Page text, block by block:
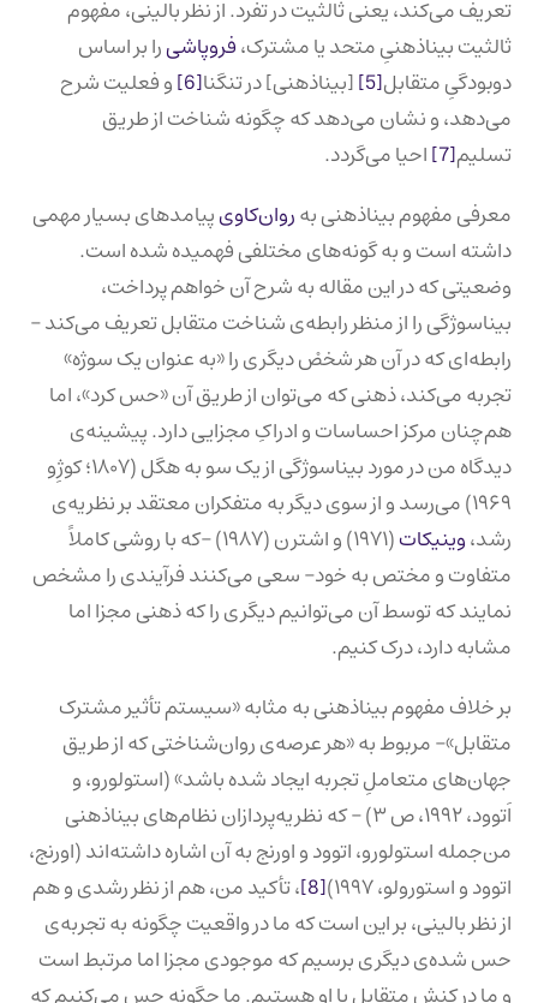
تعریف می‌کند، یعنی ثالثیت در تفرد. از نظر بالینی، مفهوم
ثالثیت بیناذهنیِ متحد یا مشترک،فروپاشیرا بر اساس
دوبودگیِ متقابل[5] [بیناذهنی] در تنگنا[6]
و فعلیت شرح
می‌دهد، و نشان می‌دهد که چگونه شناخت از طریق
تسلیم[7]
احیا می‌گردد.
معرفی مفهوم بیناذهنی بهروان‌کاویپیامدهای بسیار مهمی
داشته است و به گونه‌های مختلفی فهمیده شده است.
وضعیتی که در این مقاله به شرح آن خواهم پرداخت،
بیناسوژگی را از منظر رابطه‌ی شناخت متقابل تعریف می‌کند –
رابطه‌ای که در آن هر شخصْ دیگری را «به عنوان یک سوژه»
تجربه می‌کند، ذهنی که می‌توان از طریق آن «حس کرد»، اما
هم‌چنان مرکز احساسات و ادراکِ مجزایی دارد. پیشینه‌ی
دیدگاه من در مورد بیناسوژگی از یک سو به هگل (۱۸۰۷؛ کوژِو
۱۹۶۹) می‌رسد و از سوی دیگر به متفکران معتقد بر نظریه‌ی
رشد،وینیکات
(۱۹۷۱) و اشترن (۱۹۸۷) –که با روشی کاملاً
متفاوت و مختص به خود– سعی می‌کنند فرآیندی را مشخص
نمایند که توسط آن می‌توانیم دیگری را که ذهنی مجزا اما
مشابه دارد، درک کنیم.
بر خلاف مفهوم بیناذهنی به مثابه «سیستم تأثیر مشترک
متقابل»– مربوط به «هر عرصه‌ی روان‌شناختی که از طریق
جهان‌های متعاملِ تجربه ایجاد شده باشد» (استولورو، و
اَتوود، ۱۹۹۲، ص ۳) – که نظریه‌پردازان نظام‌های بیناذهنی
من‌جمله استولورو، اتوود و اورنج به آن اشاره داشته‌اند (اورنج،
اتوود و استورولو، ۱۹۹۷)
[8] ، تأکید من، هم از نظر رشدی و هم
از نظر بالینی، بر این است که ما در واقعیت چگونه به تجربه‌ی
حس شده‌ی دیگری برسیم که موجودی مجزا اما مرتبط است
و ما در کنش متقابل با او هستیم. ما چگونه حس می‌کنیم که